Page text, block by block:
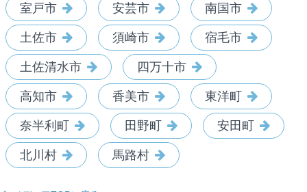
室戸市 安芸市 南国市
土佐市 須崎市 宿毛市
土佐清水市 四万十市
高知市 香美市 東洋町
奈半利町 田野町 安田町
北川村 馬路村